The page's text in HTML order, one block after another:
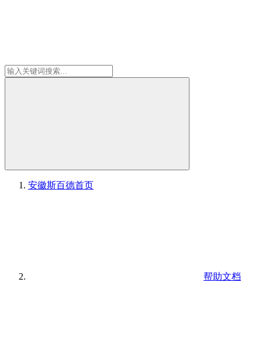
安徽斯百德首页
帮助文档